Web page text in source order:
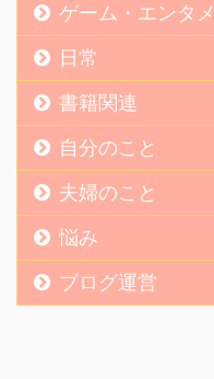
ゲーム・エンタメ
日常
書籍関連
自分のこと
夫婦のこと
悩み
ブログ運営